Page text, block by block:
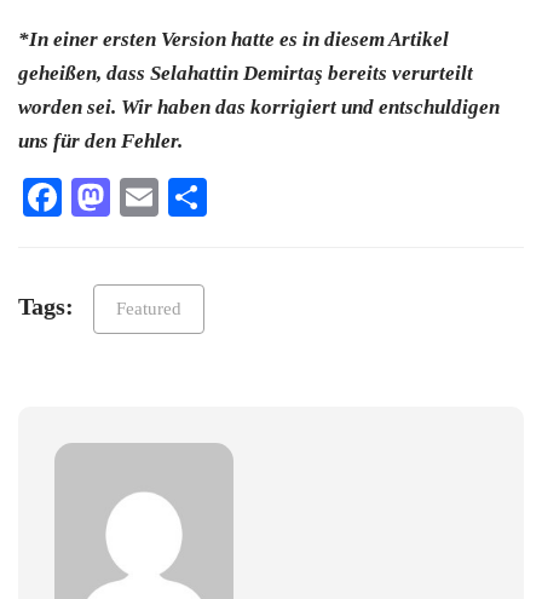
*In einer ersten Version hatte es in diesem Artikel
geheißen, dass Selahattin Demirtaş bereits verurteilt
worden sei. Wir haben das korrigiert und entschuldigen
uns für den Fehler.
Facebook
Mastodon
Email
Tags: Featured